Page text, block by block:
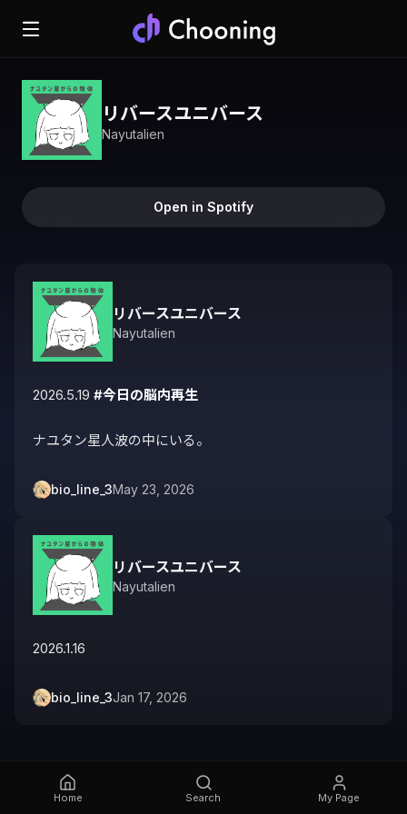
Home Search My Page
リバースユニバース
Nayutalien
Open in Spotify
リバースユニバース
Nayutalien
2026.5.19 #今日の脳内再生
ナユタン星人波の中にいる。
bio_line_3May 23, 2026
リバースユニバース
Nayutalien
2026.1.16
bio_line_3Jan 17, 2026